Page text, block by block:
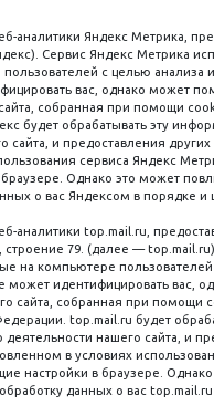
к оплате
Соляная, 6 стр. 16,
аналитики Яндекс Метрика,
Сервис Яндекс Метрика
с целью анализа
вас, однако может
собранная при помощи
будет обрабатывать эту
сайта, и предоставления
сервиса Яндекс
Однако это может
о вас Яндексом в порядке и
аналитики top.mail.ru,
строение 79. (далее —
на компьютере пользователей
идентифицировать вас,
сайта, собранная при помощи
top.mail.ru будет
деятельности нашего сайта, и
в условиях
настройки в браузере.
данных о вас